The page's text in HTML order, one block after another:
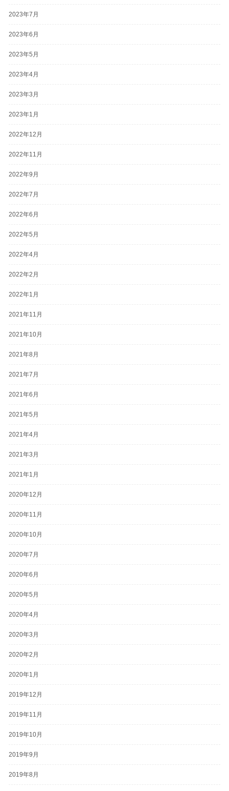
2023年7月
2023年6月
2023年5月
2023年4月
2023年3月
2023年1月
2022年12月
2022年11月
2022年9月
2022年7月
2022年6月
2022年5月
2022年4月
2022年2月
2022年1月
2021年11月
2021年10月
2021年8月
2021年7月
2021年6月
2021年5月
2021年4月
2021年3月
2021年1月
2020年12月
2020年11月
2020年10月
2020年7月
2020年6月
2020年5月
2020年4月
2020年3月
2020年2月
2020年1月
2019年12月
2019年11月
2019年10月
2019年9月
2019年8月